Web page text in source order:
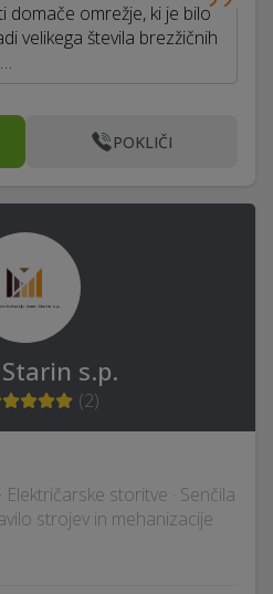
domače omrežje, ki je bilo
velikega števila brezžičnih
POKLIČI
Starin s.p.
(2)
storitve · Senčila
strojev in mehanizacije